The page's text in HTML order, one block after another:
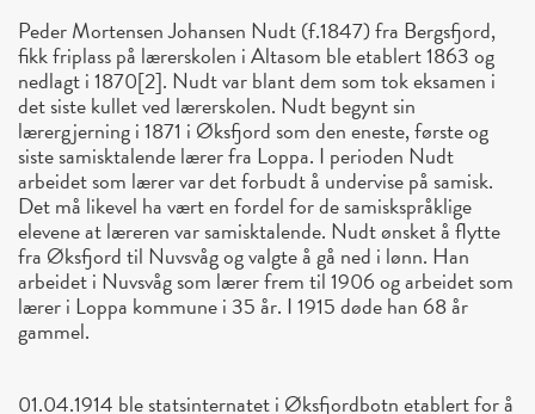
Peder Mortensen Johansen Nudt (f.1847) fra Bergsfjord,
fikk friplass på lærerskolen i Altasom ble etablert 1863 og
nedlagt i 1870[2]. Nudt var blant dem som tok eksamen i
det siste kullet ved lærerskolen. Nudt begynt sin
lærergjerning i 1871 i Øksfjord som den eneste, første og
siste samisktalende lærer fra Loppa. I perioden Nudt
arbeidet som lærer var det forbudt å undervise på samisk.
Det må likevel ha vært en fordel for de samiskspråklige
elevene at læreren var samisktalende. Nudt ønsket å flytte
fra Øksfjord til Nuvsvåg og valgte å gå ned i lønn. Han
arbeidet i Nuvsvåg som lærer frem til 1906 og arbeidet som
lærer i Loppa kommune i 35 år. I 1915 døde han 68 år
gammel.
01.04.1914 ble statsinternatet i Øksfjordbotn etablert for å